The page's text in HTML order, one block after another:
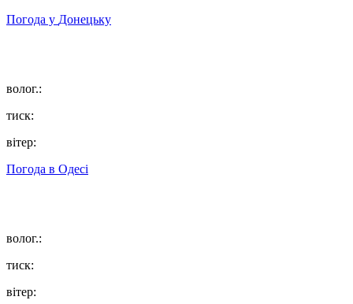
Погода у Донецьку
волог.:
тиск:
вітер:
Погода в Одесі
волог.:
тиск:
вітер: